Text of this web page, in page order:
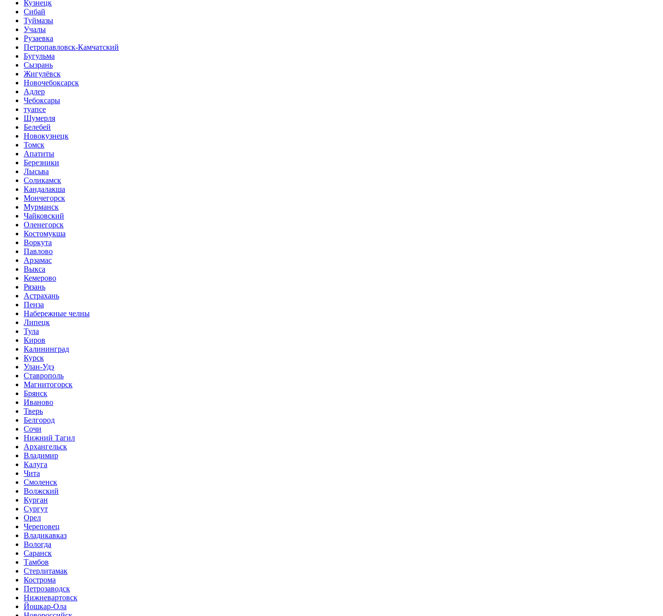
Кузнецк
Сибай
Туймазы
Учалы
Рузаевка
Петропавловск-Камчатский
Бугульма
Сызрань
Жигулёвск
Новочебоксарск
Адлер
Чебоксары
туапсе
Шумерля
Белебей
Новокузнецк
Томск
Апатиты
Березники
Лысьва
Соликамск
Кандалакша
Мончегорск
Мурманск
Чайковский
Оленегорск
Костомукша
Воркута
Павлово
Арзамас
Выкса
Кемерово
Рязань
Астрахань
Пенза
Набережные челны
Липецк
Тула
Киров
Калининград
Курск
Улан-Удэ
Ставрополь
Магнитогорск
Брянск
Иваново
Тверь
Белгород
Сочи
Нижний Тагил
Архангельск
Владимир
Калуга
Чита
Смоленск
Волжский
Курган
Сургут
Орел
Череповец
Владикавказ
Вологда
Саранск
Тамбов
Стерлитамак
Кострома
Петрозаводск
Нижневартовск
Йошкар-Ола